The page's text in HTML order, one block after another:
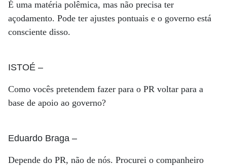
É uma matéria polêmica, mas não precisa ter
açodamento. Pode ter ajustes pontuais e o governo está
consciente disso.
ISTOÉ –
Como vocês pretendem fazer para o PR voltar para a
base de apoio ao governo?
Eduardo Braga –
Depende do PR, não de nós. Procurei o companheiro